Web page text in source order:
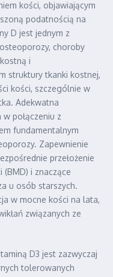
kości, objawiającym
podatnością na
D jest jednym z
choroby
i
struktury tkanki kostnej,
kości, szczególnie w
Adekwatna
połączeniu z
fundamentalnym
Zapewnienie
przełożenie
i znaczące
u osób starszych.
w mocne kości na lata,
związanych ze
D3 jest zazwyczaj
tolerowanych